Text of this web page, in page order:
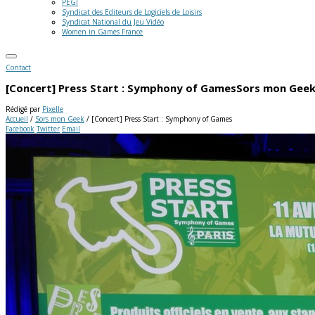
PEGI
Syndicat des Editeurs de Logiciels de Loisirs
Syndicat National du Jeu Vidéo
Women in Games France
Contact
[Concert] Press Start : Symphony of GamesSors mon Geek
Rédigé par Pixelle
Accueil / Sors mon Geek / [Concert] Press Start : Symphony of Games
Facebook Twitter Email